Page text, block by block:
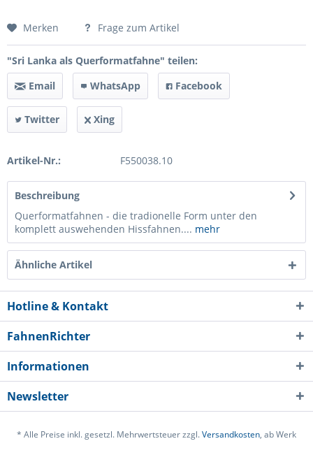
Preis anfragen
Merken Frage zum Artikel
"Sri Lanka als Querformatfahne" teilen:
Email
WhatsApp Facebook
Twitter Xing
Artikel-Nr.: F550038.10
Beschreibung
Querformatfahnen - die tradionelle Form unter den
komplett auswehenden Hissfahnen.... mehr
Ähnliche Artikel
Hotline & Kontakt
FahnenRichter
Informationen
Newsletter
* Alle Preise inkl. gesetzl. Mehrwertsteuer zzgl.Versandkosten, ab Werk